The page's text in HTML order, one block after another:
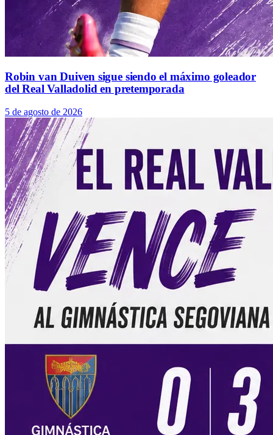
Robin van Duiven sigue siendo el máximo goleador
del Real Valladolid en pretemporada
5 de agosto de 2026